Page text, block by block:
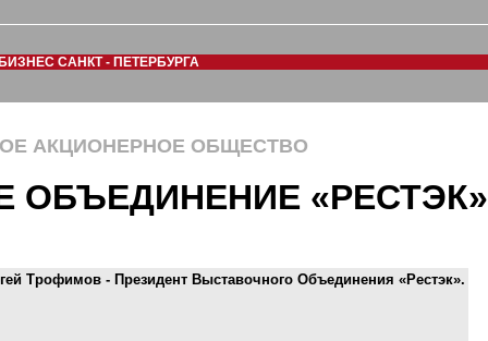
БИЗНЕС САНКТ - ПЕТЕРБУРГА
АКЦИОНЕРНОЕ ОБЩЕСТВО
ОБЪЕДИНЕНИЕ «РЕСТЭК»
Трофимов - Президент Выставочного Объединения «Рестэк».